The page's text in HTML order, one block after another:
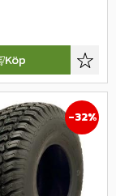
Lägg
Köp
32%